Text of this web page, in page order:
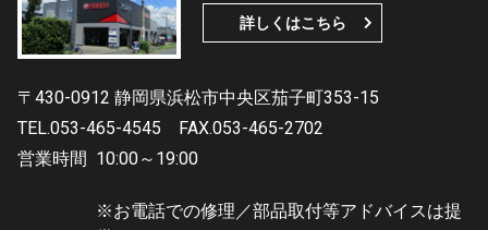
詳しくはこちら
〒430-0912 静岡県浜松市中央区茄子町353-15
TEL.053-465-4545
FAX.053-465-2702
営業時間 10:00～19:00
※お電話での修理／部品取付等アドバイスは提